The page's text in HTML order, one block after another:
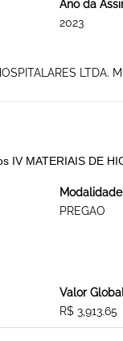
Ano da
2023
LTDA.
IV MATERIAIS DE
PREGAO
Valor
R$ 3,913.65